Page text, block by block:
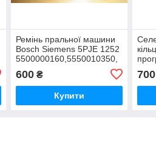
Ремінь пральної машини
Bosch Siemens 5PJE 1252
5500000160,5550010350,
5500 000 160, BSH 5550
010 350, 439491,678914
ОРІГІНАЛ Б/У
600₴
Купити
700